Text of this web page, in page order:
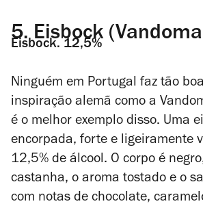
5.Eisbock
Eisbock. 12,5%
Ninguém em Portugal faz tão
inspiração alemã como a
é o melhor exemplo disso. Uma
encorpada, forte e ligeiramente
12,5% de álcool. O corpo é
castanha, o aroma tostado e o
com notas de chocolate,